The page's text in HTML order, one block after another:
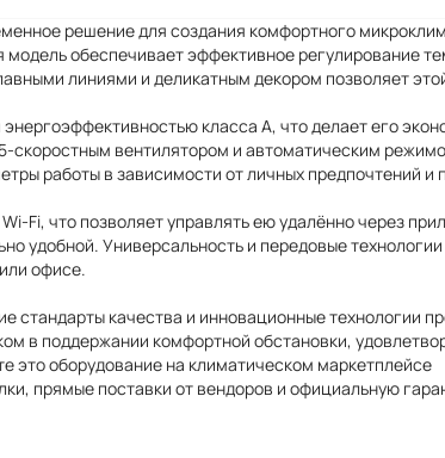
решение для создания комфортного
обеспечивает эффективное регулирование
линиями и деликатным декором позволяет
класса А, что делает его
вентилятором и автоматическим
работы в зависимости от личных предпочтений и
Fi, что позволяет управлять ею удалённо через
удобной. Универсальность и передовые
офисе.
стандарты качества и инновационные технологии
в поддержании комфортной обстановки,
это оборудование на климатическом маркетплейсе
прямые поставки от вендоров и официальную